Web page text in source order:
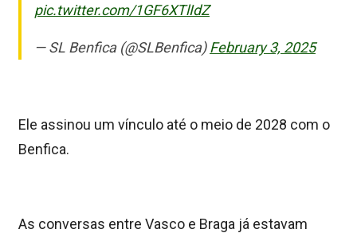
pic.twitter.com/1GF6XTlIdZ
— SL Benfica (@SLBenfica)February 3, 2025
Ele assinou um vínculo até o meio de 2028 com o
Benfica.
As conversas entre Vasco e Braga já estavam